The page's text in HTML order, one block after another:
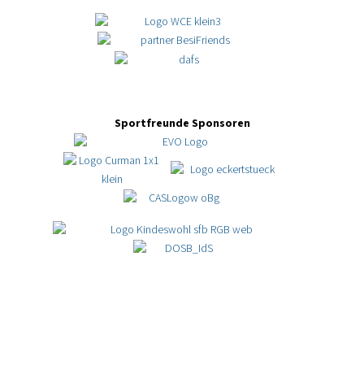
Sportfreunde Sponsoren